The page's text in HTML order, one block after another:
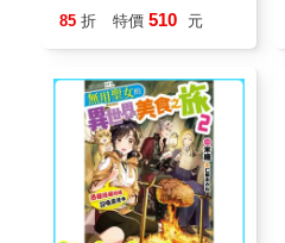
(首刷限定版) 12
85 折 特價 510 元